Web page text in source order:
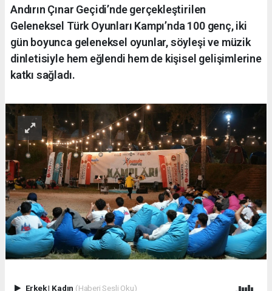
Andırın Çınar Geçidi’nde gerçekleştirilen
Geleneksel Türk Oyunları Kampı’nda 100 genç, iki
gün boyunca geleneksel oyunlar, söyleşi ve müzik
dinletisiyle hem eğlendi hem de kişisel gelişimlerine
katkı sağladı.
Erkek| Kadın (Haberi Sesli Oku)